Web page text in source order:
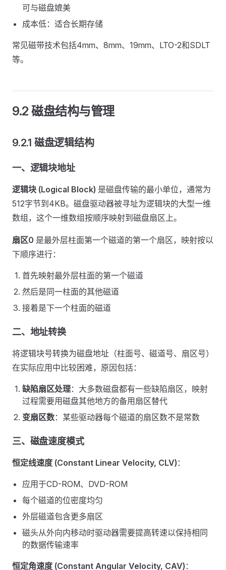
可与磁盘媲美
成本低：适合长期存储
常见磁带技术包括4mm、8mm、19mm、LTO-2和SDLT
等。
9.2 磁盘结构与管理
9.2.1 磁盘逻辑结构
一、逻辑块地址
逻辑块 (Logical Block) 是磁盘传输的最小单位，通常为
512字节到4KB。磁盘驱动器被寻址为逻辑块的大型一维
数组，这个一维数组按顺序映射到磁盘扇区上。
扇区0 是最外层柱面第一个磁道的第一个扇区，映射按以
下顺序进行：
首先映射最外层柱面的第一个磁道
然后是同一柱面的其他磁道
接着是下一个柱面的磁道
二、地址转换
将逻辑块号转换为磁盘地址（柱面号、磁道号、扇区号）
在实际应用中比较困难，原因包括：
缺陷扇区处理：大多数磁盘都有一些缺陷扇区，映射
过程需要用磁盘其他地方的备用扇区替代
变扇区数：某些驱动器每个磁道的扇区数不是常数
三、磁盘速度模式
恒定线速度 (Constant Linear Velocity, CLV) ：
应用于CD-ROM、DVD-ROM
每个磁道的位密度均匀
外层磁道包含更多扇区
磁头从外向内移动时驱动器需要提高转速以保持相同
的数据传输速率
恒定角速度 (Constant Angular Velocity, CAV) ：